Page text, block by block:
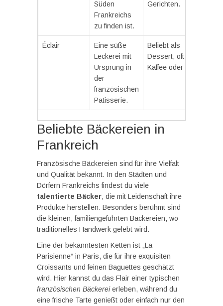
Süden
Frankreichs
zu finden ist.
Gerichten.
Éclair
Eine süße
Leckerei mit
Ursprung in
der
französischen
Patisserie.
Beliebt als
Dessert, oft mit
Kaffee oder Tee.
Beliebte Bäckereien in
Frankreich
Französische Bäckereien sind für ihre Vielfalt
und Qualität bekannt. In den Städten und
Dörfern Frankreichs findest du viele
talentierte Bäcker, die mit Leidenschaft ihre
Produkte herstellen. Besonders berühmt sind
die kleinen, familiengeführten Bäckereien, wo
traditionelles Handwerk gelebt wird.
Eine der bekanntesten Ketten ist „La
Parisienne“ in Paris, die für ihre exquisiten
Croissants und feinen Baguettes geschätzt
wird. Hier kannst du das Flair einer typischen
französischen Bäckereierleben, während du
eine frische Tarte genießt oder einfach nur den